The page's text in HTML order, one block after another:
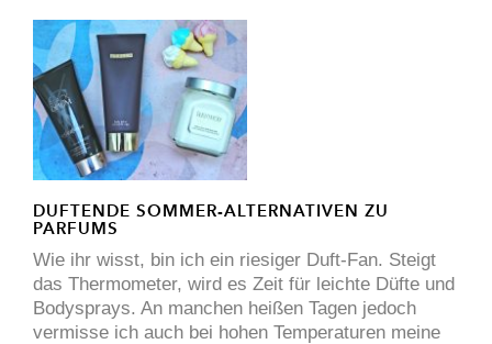
DUFTENDE SOMMER-ALTERNATIVEN ZU
PARFUMS
Wie ihr wisst, bin ich ein riesiger Duft-Fan. Steigt
das Thermometer, wird es Zeit für leichte Düfte und
Bodysprays. An manchen heißen Tagen jedoch
vermisse ich auch bei hohen Temperaturen meine